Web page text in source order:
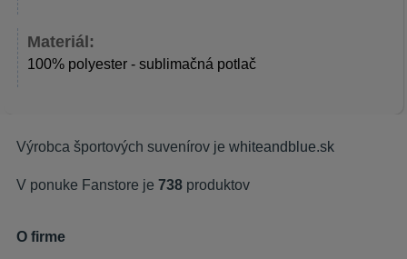
Materiál:
100% polyester - sublimačná potlač
Výrobca športových suvenírov je whiteandblue.sk
V ponuke Fanstore je 738 produktov
O firme